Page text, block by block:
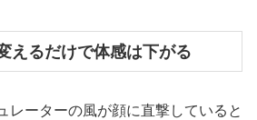
えるだけで体感は下がる
レーターの風が顔に直撃していると